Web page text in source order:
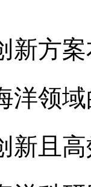
方案
洋领
新且